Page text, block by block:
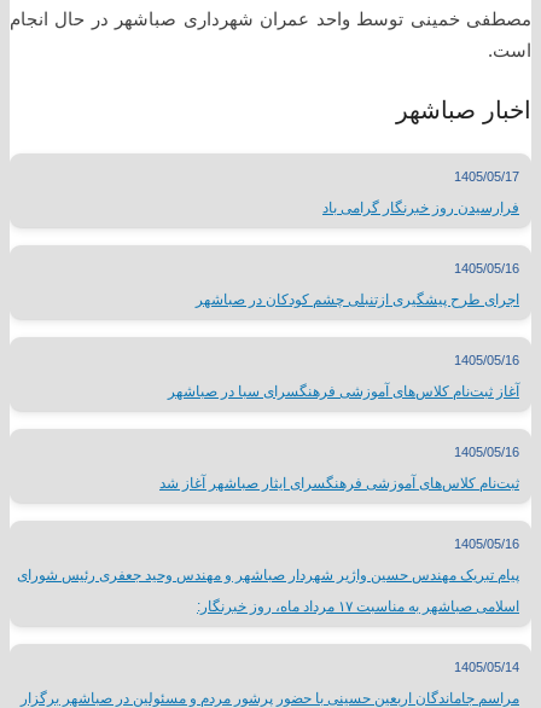
مصطفی خمینی توسط واحد عمران شهرداری صباشهر در حال انجام
است.
اخبار صباشهر
1405/05/17
فرارسیدن روز خبرنگار گرامی باد
1405/05/16
اجرای طرح پیشگیری ازتنبلی چشم کودکان در صباشهر
1405/05/16
آغاز ثبت‌نام کلاس‌های آموزشی فرهنگسرای سبا در صباشهر
1405/05/16
ثبت‌نام کلاس‌های آموزشی فرهنگسرای ایثار صباشهر آغاز شد
1405/05/16
پیام تبریک مهندس حسین واژیر شهردار صباشهر و مهندس وحید جعفری رئیس شورای
اسلامی صباشهر به مناسبت ۱۷ مرداد ماه، روز خبرنگار:
1405/05/14
مراسم جاماندگان اربعین حسینی با حضور پرشور مردم و مسئولین در صباشهر برگزار